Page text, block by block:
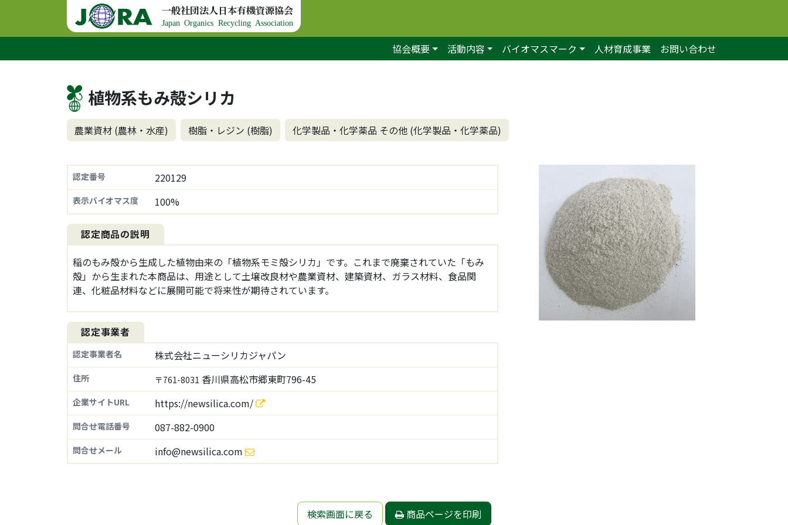
コンテンツへスキップ
メインナビゲーション
一般社団法人日本有機資源協会
Japan Organics Recycling Association
協会概要 活動内容 バイオマスマーク 人材育成事業 お問い合わせ
植物系もみ殻シリカ
農業資材 (農林・水産) 樹脂・レジン (樹脂) 化学製品・化学薬品 その他 (化学製品・化学薬品)
認定番号 220129
表示バイオマス度 100%
認定商品の説明
稲のもみ殻から生成した植物由来の「植物系モミ殻シリカ」です。これまで廃棄されていた「もみ
殻」から生まれた本商品は、用途として土壌改良材や農業資材、建築資材、ガラス材料、食品関
連、化粧品材料などに展開可能で将来性が期待されています。
認定事業者
認定事業者名 株式会社ニューシリカジャパン
住所 〒761-8031 香川県高松市郷東町796-45
企業サイトURL https://newsilica.com/
問合せ電話番号 087-882-0900
問合せメール info@newsilica.com
検索画面に戻る 商品ページを印刷